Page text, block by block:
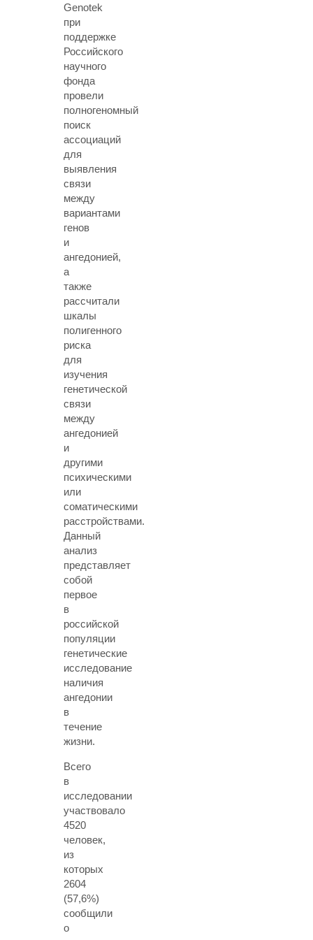
Genotek
при
поддержке
Российского
научного
фонда
провели
полногеномный
поиск
ассоциаций
для
выявления
связи
между
вариантами
генов
и
ангедонией,
а
также
рассчитали
шкалы
полигенного
риска
для
изучения
генетической
связи
между
ангедонией
и
другими
психическими
или
соматическими
расстройствами.
Данный
анализ
представляет
собой
первое
в
российской
популяции
генетические
исследование
наличия
ангедонии
в
течение
жизни.
Всего
в
исследовании
участвовало
4520
человек,
из
которых
2604
(57,6%)
сообщили
о